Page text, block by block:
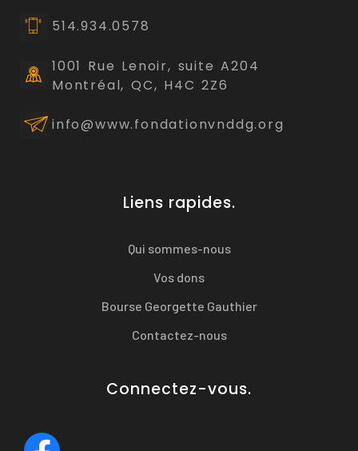
514.934.0578
1001 Rue Lenoir, suite A204
Montréal, QC, H4C 2Z6
info@www.fondationvnddg.org
Liens rapides.
Qui sommes-nous
Vos dons
Bourse Georgette Gauthier
Contactez-nous
Connectez-vous.